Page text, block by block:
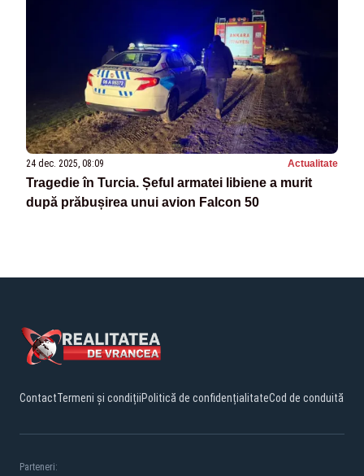
24 dec. 2025, 08:09 Actualitate
Tragedie în Turcia. Șeful armatei libiene a murit
după prăbușirea unui avion Falcon 50
ContactTermeni și condițiiPolitică de confidențialitateCod de conduită
Parteneri: